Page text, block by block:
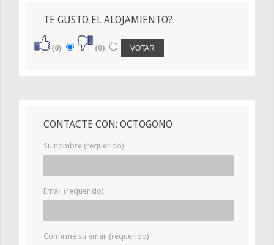
TE GUSTO EL ALOJAMIENTO?
(0) (0)
CONTACTE CON: OCTOGONO
Su nombre (requerido)
Email (requerido)
Confirme su email (requerido)